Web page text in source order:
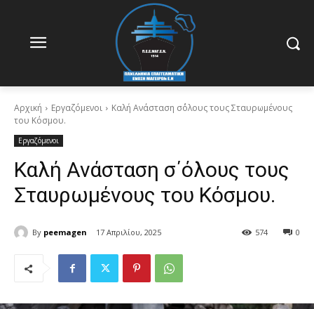
Αρχική Εργαζόμενοι
Καλή Ανάσταση σ΄όλους τους Σταυρωμένους
του Κόσμου.
Εργαζόμενοι
Καλή Ανάσταση σ΄όλους τους
Σταυρωμένους του Κόσμου.
By peemagen 17 Απριλίου, 2025 0
574